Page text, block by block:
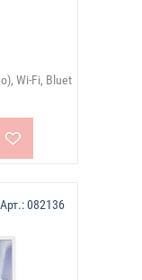
Wi-Fi, Bluet
Арт.:082136